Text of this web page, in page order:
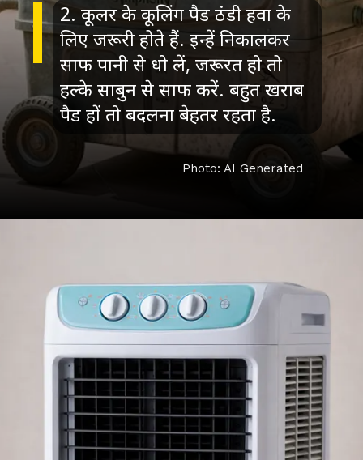
2. कूलर के कूलिंग पैड ठंडी हवा के
लिए जरूरी होते हैं. इन्हें निकालकर
साफ पानी से धो लें, जरूरत हो तो
हल्के साबुन से साफ करें. बहुत खराब
पैड हों तो बदलना बेहतर रहता है.
Photo: AI Generated